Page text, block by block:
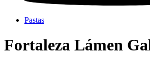
Pastas
Fortaleza Lámen